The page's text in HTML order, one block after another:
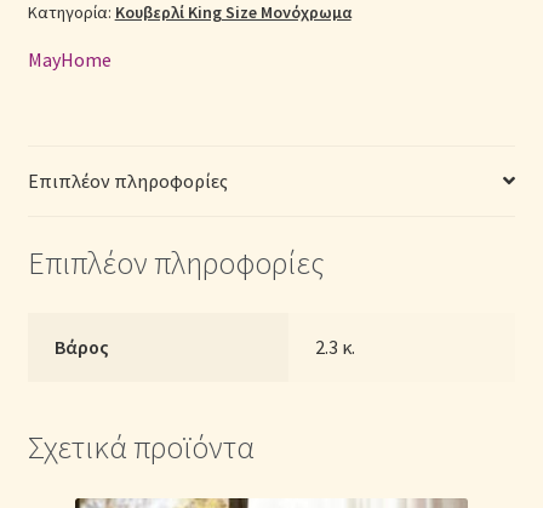
Σύνδεση
(Π:
x
2224874339
Καφέ
Κατηγορία: Κουβερλί King Size Μονόχρωμα
MayHome
Επιπλέον πληροφορίες
Επιπλέον πληροφορίες
Βάρος 2.3 κ.
Σχετικά προϊόντα